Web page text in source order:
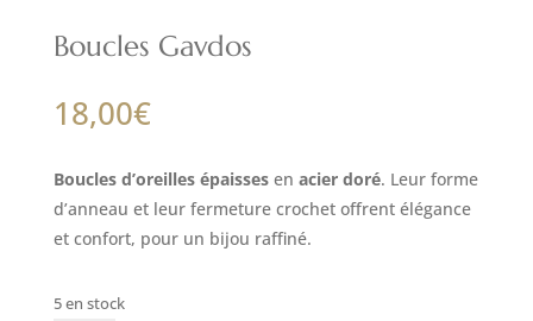
Boucles Gavdos
18,00€
Boucles d’oreilles épaissesen acier doré. Leur forme
d’anneau et leur fermeture crochet offrent élégance
et confort, pour un bijou raffiné.
5 en stock